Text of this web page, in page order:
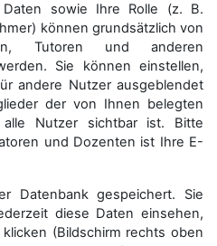
sowie Ihre Rolle (z. B.
können grundsätzlich von
Tutoren und anderen
Sie können einstellen,
andere Nutzer ausgeblendet
der von Ihnen belegten
Nutzer sichtbar ist. Bitte
und Dozenten ist Ihre E-
Datenbank gespeichert. Sie
diese Daten einsehen,
(Bildschirm rechts oben